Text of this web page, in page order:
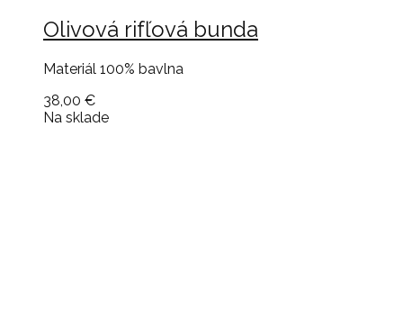
Olivová rifľová bunda
Materiál 100% bavlna
38,00 €
Na sklade